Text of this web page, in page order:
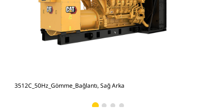
3512C_50Hz_Gömme_Bağlantı, Sağ Arka